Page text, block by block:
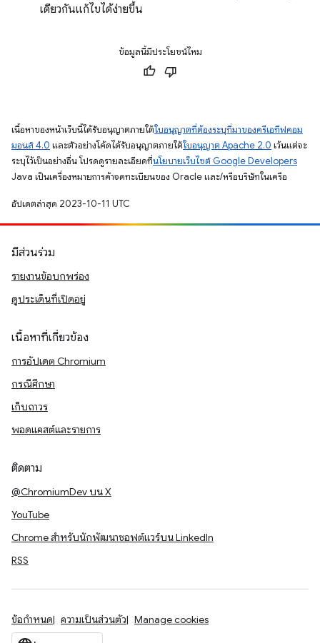
เดียวกันแก้ไขได้ง่ายขึ้น
ข้อมูลนี้มีประโยชน์ไหม
เนื้อหาของหน้าเว็บนี้ได้รับอนุญาตภายใต้ใบอนุญาตที่ต้องระบุที่มาของครีเอทีฟคอม
มอนส์ 4.0 และตัวอย่างโค้ดได้รับอนุญาตภายใต้ใบอนุญาต Apache 2.0 เว้นแต่จะ
ระบุไว้เป็นอย่างอื่น โปรดดูรายละเอียดที่นโยบายเว็บไซต์ Google Developers
Java เป็นเครื่องหมายการค้าจดทะเบียนของ Oracle และ/หรือบริษัทในเครือ
อัปเดตล่าสุด 2023-10-11 UTC
มีส่วนร่วม
รายงานข้อบกพร่อง
ดูประเด็นที่เปิดอยู่
เนื้อหาที่เกี่ยวข้อง
การอัปเดต Chromium
กรณีศึกษา
เก็บถาวร
พอดแคสต์และรายการ
ติดตาม
@ChromiumDev บน X
YouTube
Chrome สำหรับนักพัฒนาซอฟต์แวร์บน LinkedIn
RSS
ข้อกำหนด ความเป็นส่วนตัว Manage cookies